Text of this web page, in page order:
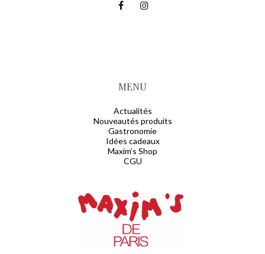
MENU
Actualités
Nouveautés produits
Gastronomie
Idées cadeaux
Maxim’s Shop
CGU